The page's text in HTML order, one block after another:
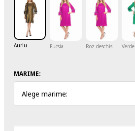
Auriu Fucsia Roz deschis Verde
MARIME:
Alege marime: